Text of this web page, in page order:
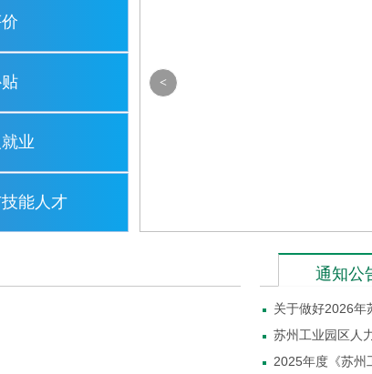
业
能人才
<
通知公
关于做好2026年
苏州工业园区人
2025年度《苏州